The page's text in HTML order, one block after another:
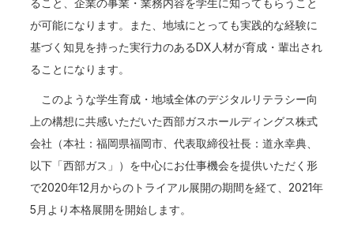
ること、企業の事業・業務内容を学生に知ってもらうこと
が可能になります。また、地域にとっても実践的な経験に
基づく知見を持った実行力のあるDX人材が育成・輩出され
ることになります。
このような学生育成・地域全体のデジタルリテラシー向
上の構想に共感いただいた西部ガスホールディングス株式
会社（本社：福岡県福岡市、代表取締役社長：道永幸典、
以下「西部ガス」）を中心にお仕事機会を提供いただく形
で2020年12月からのトライアル展開の期間を経て、2021年
5月より本格展開を開始します。